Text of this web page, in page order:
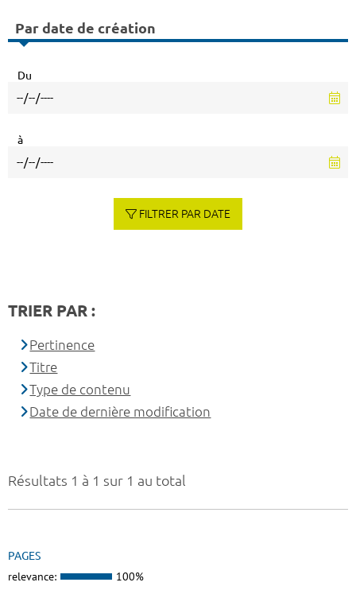
Résultats 1 à 1 sur 1 au total
PAGES
relevance: 100%
Par date de création
Du
à
FILTRER PAR DATE
TRIER PAR :
Pertinence
Titre
Type de contenu
Date de dernière modification